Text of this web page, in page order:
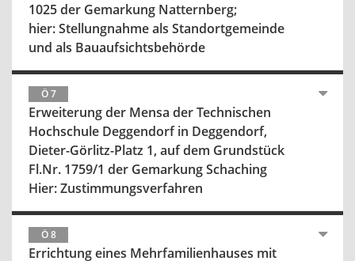
1025 der Gemarkung Natternberg;
hier: Stellungnahme als Standortgemeinde
und als Bauaufsichtsbehörde
Ö 7
Erweiterung der Mensa der Technischen
Hochschule Deggendorf in Deggendorf,
Dieter-Görlitz-Platz 1, auf dem Grundstück
Fl.Nr. 1759/1 der Gemarkung Schaching
Hier: Zustimmungsverfahren
Ö 8
Errichtung eines Mehrfamilienhauses mit